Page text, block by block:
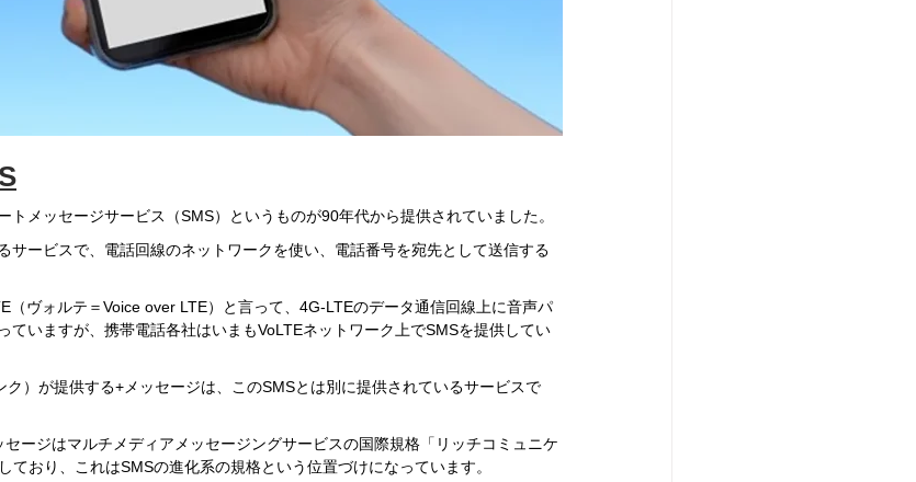
トメッセージサービス（SMS）というものが90年代から提供されていました。
サービスで、電話回線のネットワークを使い、電話番号を宛先として送信する
（ヴォルテ＝Voice over LTE）と言って、4G-LTEのデータ通信回線上に音声パ
ていますが、携帯電話各社はいまもVoLTEネットワーク上でSMSを提供してい
）が提供する+メッセージは、このSMSとは別に提供されているサービスで
ージはマルチメディアメッセージングサービスの国際規格「リッチコミュニケ
ており、これはSMSの進化系の規格という位置づけになっています。